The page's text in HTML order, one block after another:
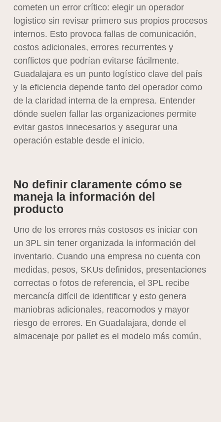
cometen un error crítico: elegir un operador
logístico sin revisar primero sus propios procesos
internos. Esto provoca fallas de comunicación,
costos adicionales, errores recurrentes y
conflictos que podrían evitarse fácilmente.
Guadalajara es un punto logístico clave del país
y la eficiencia depende tanto del operador como
de la claridad interna de la empresa. Entender
dónde suelen fallar las organizaciones permite
evitar gastos innecesarios y asegurar una
operación estable desde el inicio.
No definir claramente cómo se
maneja la información del
producto
Uno de los errores más costosos es iniciar con
un 3PL sin tener organizada la información del
inventario. Cuando una empresa no cuenta con
medidas, pesos, SKUs definidos, presentaciones
correctas o fotos de referencia, el 3PL recibe
mercancía difícil de identificar y esto genera
maniobras adicionales, reacomodos y mayor
riesgo de errores. En Guadalajara, donde el
almacenaje por pallet es el modelo más común,